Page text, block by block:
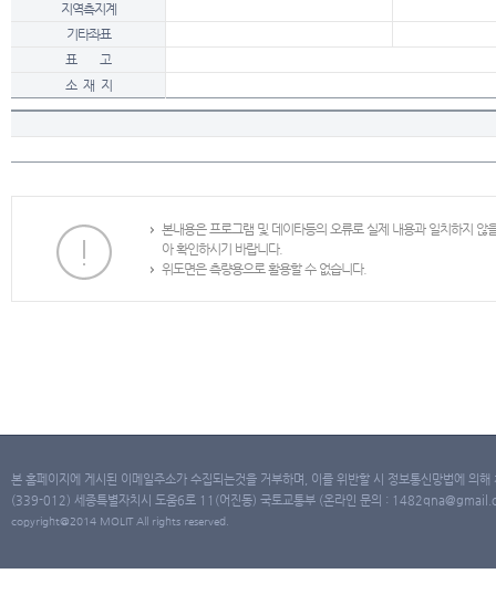
지역측지계
기타좌표
표 고
소 재 지
본내용은 프로그램 및 데이타등의 오류로 실제 내용과 일치하지
아 확인하시기 바랍니다.
위도면은 측량용으로 활용할 수 없습니다.
본 홈페이지에 게시된 이메일주소가 수집되는것을 거부하며, 이를 위반할 시 정보통신망법에 의
(339-012) 세종특별자치시 도움6로 11(어진동) 국토교통부 (온라인 문의 :
copyright@2014 MOLIT All rights reserved.